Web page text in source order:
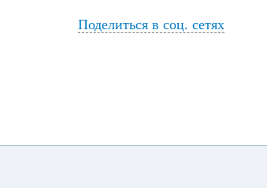
Поделиться в соц. сетях